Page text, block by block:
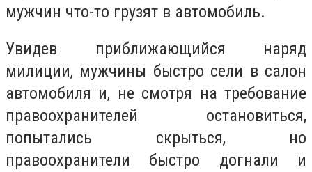
мужчин что-то грузят в автомобиль.
Увидев приближающийся наряд
милиции, мужчины быстро сели в салон
автомобиля и, не смотря на требование
правоохранителей остановиться,
попытались скрыться, но
правоохранители быстро догнали и